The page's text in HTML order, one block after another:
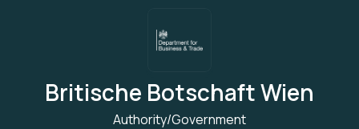
Britische Botschaft Wien
Authority/Government